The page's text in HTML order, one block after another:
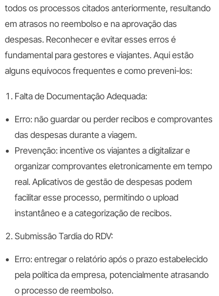
todos os processos citados anteriormente, resultando
em atrasos no reembolso e na aprovação das
despesas. Reconhecer e evitar esses erros é
fundamental para gestores e viajantes. Aqui estão
alguns equívocos frequentes e como preveni-los:
Falta de Documentação Adequada:
Erro: não guardar ou perder recibos e comprovantes
das despesas durante a viagem.
Prevenção:incentive os viajantes a digitalizar e
organizar comprovantes eletronicamente em tempo
real. Aplicativos de gestão de despesas podem
facilitar esse processo, permitindo o upload
instantâneo e a categorização de recibos.
Submissão Tardia do RDV:
Erro:entregar o relatório após o prazo estabelecido
pela política da empresa, potencialmente atrasando
o processo de reembolso.